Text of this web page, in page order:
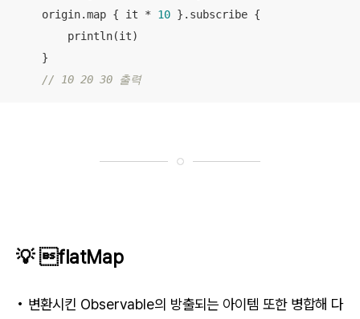
    origin.map { it *
10 }.subscribe {
        println(it)
    }
// 10 20 30 출력
💡 flatMap
• 변환시킨 Observable의 방출되는 아이템 또한 병합해 다